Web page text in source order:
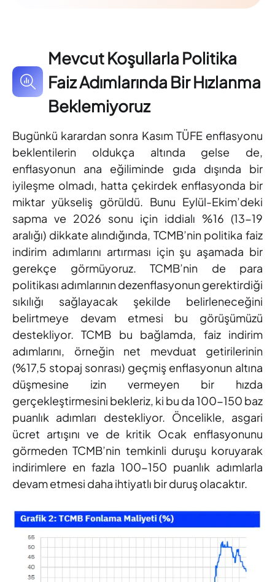
Mevcut Koşullarla Politika
Faiz Adımlarında Bir Hızlanma
Beklemiyoruz
Bugünkü karardan sonra Kasım TÜFE enflasyonu
beklentilerin oldukça altında gelse de,
enflasyonun ana eğiliminde gıda dışında bir
iyileşme olmadı, hatta çekirdek enflasyonda bir
miktar yükseliş görüldü. Bunu Eylül-Ekim’deki
sapma ve 2026 sonu için iddialı %16 (13-19
aralığı) dikkate alındığında, TCMB’nin politika faiz
indirim adımlarını artırması için şu aşamada bir
gerekçe görmüyoruz. TCMB’nin de para
politikası adımlarının dezenflasyonun gerektirdiği
sıkılığı sağlayacak şekilde belirleneceğini
belirtmeye devam etmesi bu görüşümüzü
destekliyor. TCMB bu bağlamda, faiz indirim
adımlarını, örneğin net mevduat getirilerinin
(%17,5 stopaj sonrası) geçmiş enflasyonun altına
düşmesine izin vermeyen bir hızda
gerçekleştirmesini bekleriz, ki bu da 100-150 baz
puanlık adımları destekliyor. Öncelikle, asgari
ücret artışını ve de kritik Ocak enflasyonunu
görmeden TCMB’nin temkinli duruşu koruyarak
indirimlere en fazla 100-150 puanlık adımlarla
devam etmesi daha ihtiyatlı bir duruş olacaktır.